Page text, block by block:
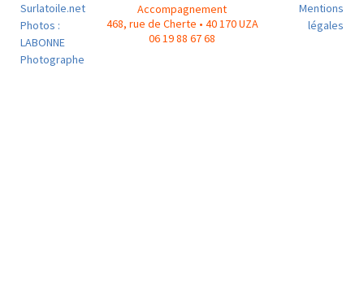
Surlatoile.net
Photos :
LABONNE
Photographe
Accompagnement
468, rue de Cherte • 40 170 UZA
06 19 88 67 68
Mentions
légales